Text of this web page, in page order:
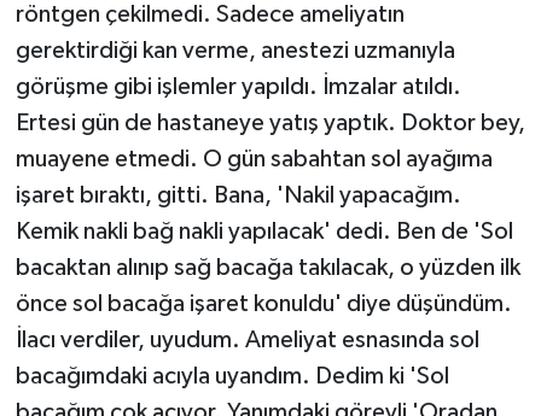
röntgen çekilmedi. Sadece ameliyatın
gerektirdiği kan verme, anestezi uzmanıyla
görüşme gibi işlemler yapıldı. İmzalar atıldı.
Ertesi gün de hastaneye yatış yaptık. Doktor bey,
muayene etmedi. O gün sabahtan sol ayağıma
işaret bıraktı, gitti. Bana, 'Nakil yapacağım.
Kemik nakli bağ nakli yapılacak' dedi. Ben de 'Sol
bacaktan alınıp sağ bacağa takılacak, o yüzden ilk
önce sol bacağa işaret konuldu' diye düşündüm.
İlacı verdiler, uyudum. Ameliyat esnasında sol
bacağımdaki acıyla uyandım. Dedim ki 'Sol